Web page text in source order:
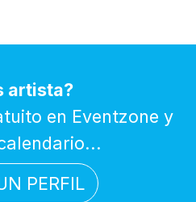
artista?
en Eventzone y
PERFIL